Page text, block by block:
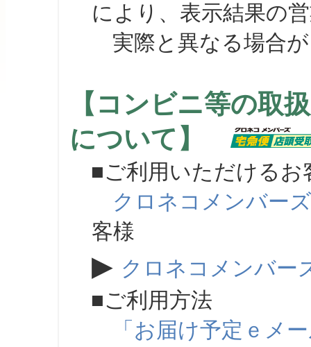
により、表示結果の
実際と異なる場合が
【コンビニ等の取
について】
■ご利用いただけるお
クロネコメンバーズ
客様
▶ クロネコメンバー
■ご利用方法
「お届け予定ｅメ